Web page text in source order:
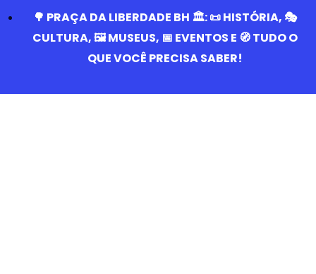
🌳 PRAÇA DA LIBERDADE BH 🏛️: 📜 HISTÓRIA, 🎭
CULTURA, 🖼️ MUSEUS, 📅 EVENTOS E 🧭 TUDO O
QUE VOCÊ PRECISA SABER!